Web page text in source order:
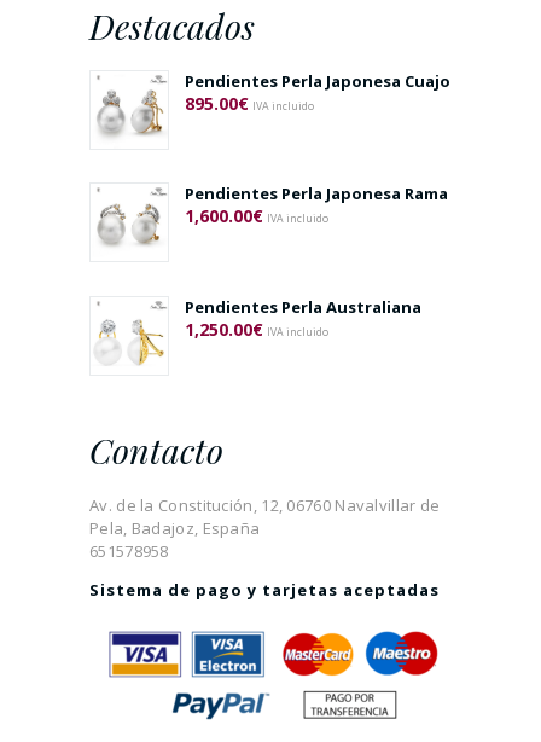
Destacados
Pendientes Perla Japonesa Cuajo
895.00€ IVA incluido
Pendientes Perla Japonesa Rama
1,600.00€ IVA incluido
Pendientes Perla Australiana
1,250.00€ IVA incluido
Contacto
Av. de la Constitución, 12, 06760 Navalvillar de
Pela, Badajoz, España
651578958
Sistema de pago y tarjetas aceptadas